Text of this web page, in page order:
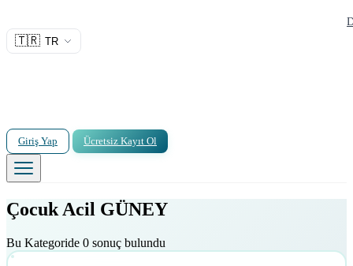
🇹🇷 TR
Giriş Yap Ücretsiz Kayıt Ol
Çocuk Acil GÜNEY
Bu Kategoride 0 sonuç bulundu